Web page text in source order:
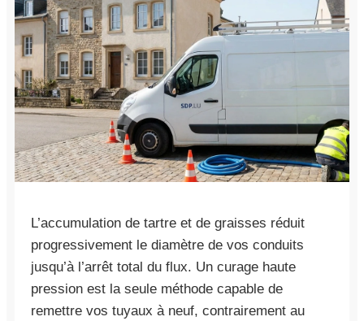
L’accumulation de tartre et de graisses réduit
progressivement le diamètre de vos conduits
jusqu’à l’arrêt total du flux. Un curage haute
pression est la seule méthode capable de
remettre vos tuyaux à neuf, contrairement au